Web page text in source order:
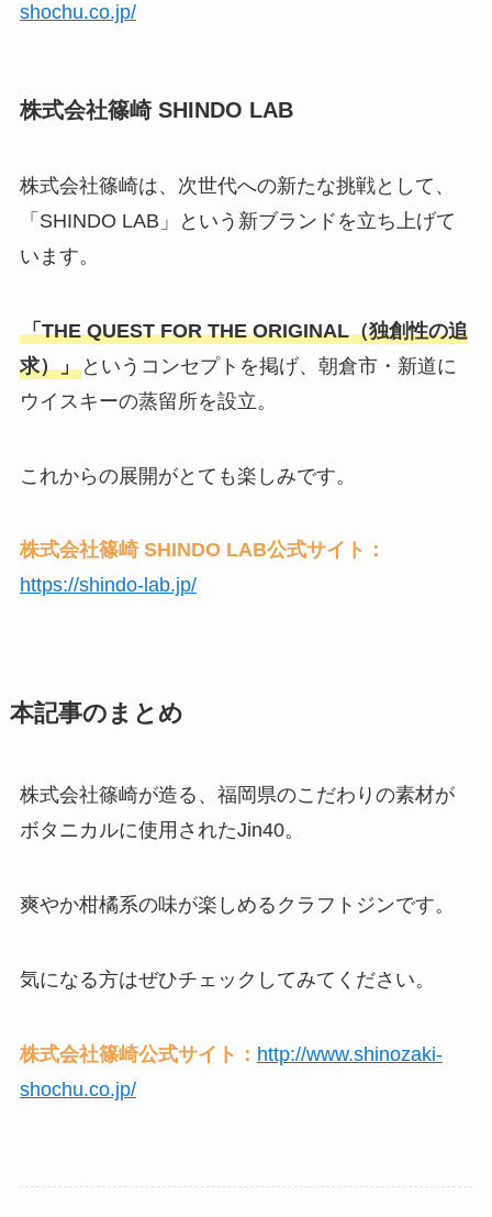
shochu.co.jp/
株式会社篠崎 SHINDO LAB
株式会社篠崎は、次世代への新たな挑戦として、
「SHINDO LAB」という新ブランドを立ち上げて
います。
「THE QUEST FOR THE ORIGINAL（独創性の追
求）」というコンセプトを掲げ、朝倉市・新道に
ウイスキーの蒸留所を設立。
これからの展開がとても楽しみです。
株式会社篠崎 SHINDO LAB公式サイト：
https://shindo-lab.jp/
本記事のまとめ
株式会社篠崎が造る、福岡県のこだわりの素材が
ボタニカルに使用されたJin40。
爽やか柑橘系の味が楽しめるクラフトジンです。
気になる方はぜひチェックしてみてください。
株式会社篠崎公式サイト： http://www.shinozaki-
shochu.co.jp/